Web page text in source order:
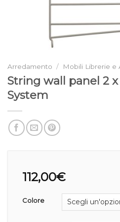
Arredamento / Mobili Librerie e
String wall panel 2
System
112,00€
Colore